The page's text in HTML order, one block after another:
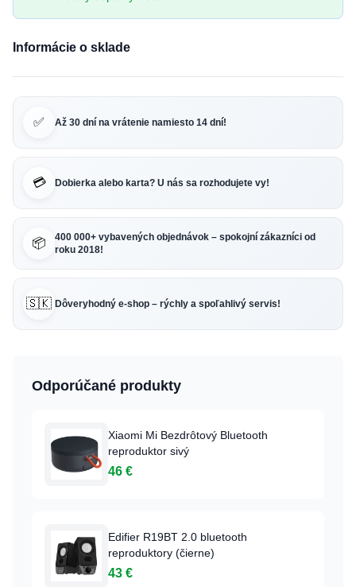
Informácie o sklade
✅ Až 30 dní na vrátenie namiesto 14 dní!
💳 Dobierka alebo karta? U nás sa rozhodujete vy!
📦
400 000+ vybavených objednávok – spokojní zákazníci od
roku 2018!
🇸🇰 Dôveryhodný e-shop – rýchly a spoľahlivý servis!
Odporúčané produkty
Xiaomi Mi Bezdrôtový Bluetooth
reproduktor sivý
46 €
Edifier R19BT 2.0 bluetooth
reproduktory (čierne)
43 €